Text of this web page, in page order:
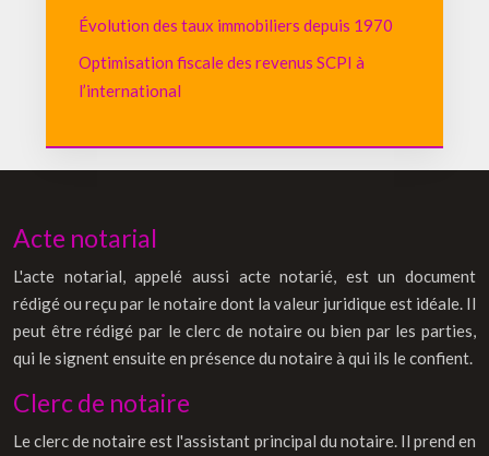
Évolution des taux immobiliers depuis 1970
Optimisation fiscale des revenus SCPI à
l’international
Acte notarial
L'acte notarial, appelé aussi acte notarié, est un document
rédigé ou reçu par le notaire dont la valeur juridique est idéale. Il
peut être rédigé par le clerc de notaire ou bien par les parties,
qui le signent ensuite en présence du notaire à qui ils le confient.
Clerc de notaire
Le clerc de notaire est l'assistant principal du notaire. Il prend en